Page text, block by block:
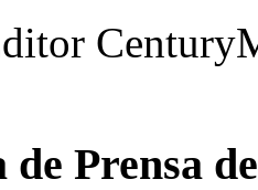
de Prensa